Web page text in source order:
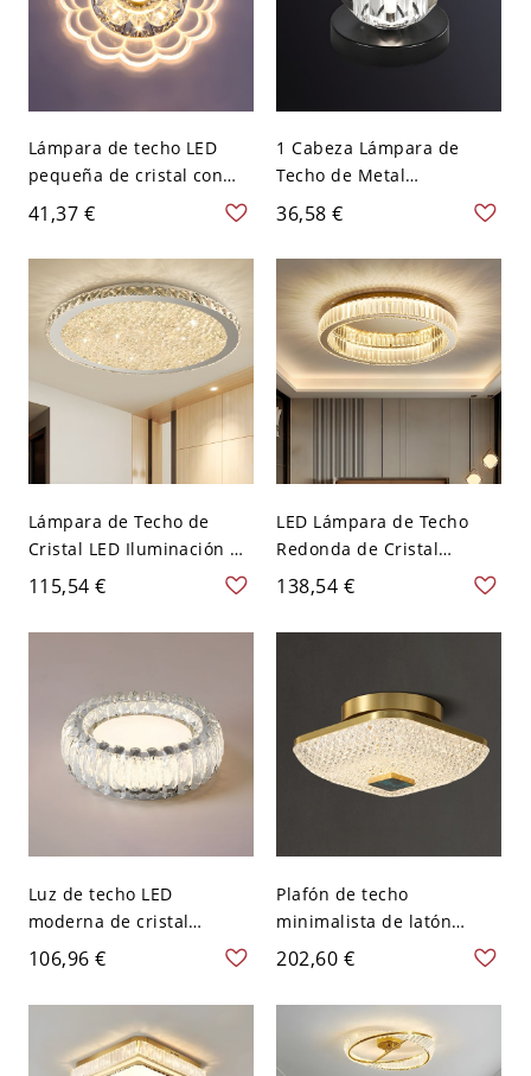
Lámpara de techo LED
pequeña de cristal con
estilo moderno y agujero
de 2-4'' de diámetro - 110
A 120 V Transparente Luz
cálida
41,37 €
1 Cabeza Lámpara de
Techo de Metal
Iluminación de Techo
Moderna de Globo para
Pasillo - Negro 110 A 120
36,58 €
Lámpara de Techo de
Cristal LED Iluminación de
Techo Redonda Simplista
para Salón - Ámbar 110 A
120 V 41,91 cm Blanco
115,54 €
LED Lámpara de Techo
Redonda de Cristal
Iluminación de Techo
Moderna en Dorado para
Salón - Dorado 110 A 120
138,54 €
Luz de techo LED
moderna de cristal
redonda con montaje
empotrado cromado
pulido para pasillo -
Cromo 110 A 120 V 30,48
cm Transparente
106,96 €
Plafón de techo
minimalista de latón
cepillado, luminaria
geométrica dorada con
pantalla de vidrio - 1 110
A 120 V Cuadro
202,60 €